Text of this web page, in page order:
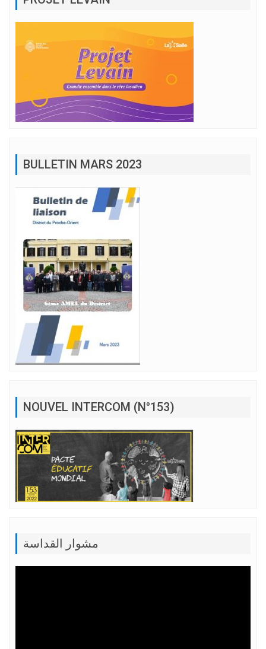
BULLETIN MARS 2023
NOUVEL INTERCOM (N°153)
مشوار القداسة